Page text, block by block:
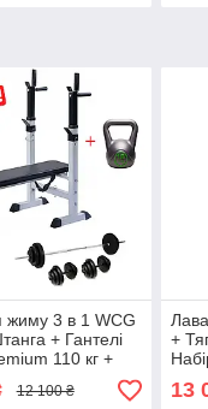
жиму 3 в 1 WCG
+ Гантелі
110 кг +
12 100 ₴
+
13